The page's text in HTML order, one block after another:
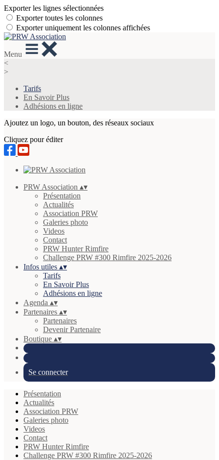
Exporter les lignes sélectionnées
Exporter toutes les colonnes
Exporter uniquement les colonnes affichées
Menu
<
>
Tarifs
En Savoir Plus
Adhésions en ligne
Ajoutez un logo, un bouton, des réseaux sociaux
Cliquez pour éditer
PRW Association ▴▾
Présentation
Actualités
Association PRW
Galeries photo
Videos
Contact
PRW Hunter Rimfire
Challenge PRW #300 Rimfire 2025-2026
Infos utiles ▴▾
Tarifs
En Savoir Plus
Adhésions en ligne
Agenda ▴▾
Partenaires ▴▾
Partenaires
Devenir Partenaire
Boutique ▴▾
Se connecter
Présentation
Actualités
Association PRW
Galeries photo
Videos
Contact
PRW Hunter Rimfire
Challenge PRW #300 Rimfire 2025-2026